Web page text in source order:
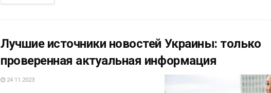
Лучшие источники новостей Украины: только
проверенная актуальная информация
24.11.2023